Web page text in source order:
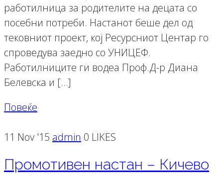
работилница за родителите на децата со
посебни потреби. Настанот беше дел од
тековниот проект, кој Ресурсниот Центар го
спроведува заедно со УНИЦЕФ.
Работилниците ги водеа Проф.Д-р Диана
Белевска и […]
Повеќе
11 Nov '15 admin 0 LIKES
Промотивен настан – Кичево